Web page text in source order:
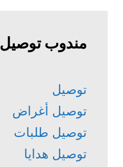
مندوب توصيل
توصيل
توصيل أغراض
توصيل طلبات
توصيل هدايا